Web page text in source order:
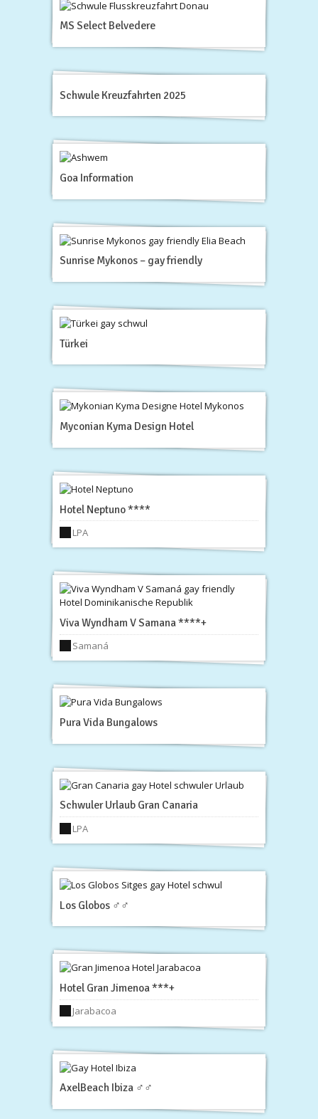
MS Select Belvedere
Schwule Kreuzfahrten 2025
Goa Information
Sunrise Mykonos – gay friendly
Türkei
Myconian Kyma Design Hotel
Hotel Neptuno ****
LPA
Viva Wyndham V Samana ****+
Samaná
Pura Vida Bungalows
Schwuler Urlaub Gran Canaria
LPA
Los Globos ♂♂
Hotel Gran Jimenoa ***+
Jarabacoa
AxelBeach Ibiza ♂♂